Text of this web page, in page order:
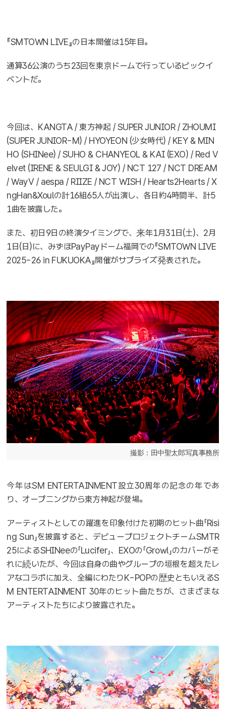
『SMTOWN LIVE』の日本開催は15年目。
通算36公演のうち23回を東京ドームで行っているビックイ
ベントだ。
今回は、KANGTA / 東⽅神起 / SUPER JUNIOR / ZHOUMI
(SUPER JUNIOR-M) / HYOYEON (少⼥時代) / KEY & MIN
HO (SHINee) / SUHO & CHANYEOL & KAI (EXO) / Red V
elvet (IRENE & SEULGI & JOY) / NCT 127 / NCT DREAM
/ WayV / aespa / RIIZE / NCT WISH / Hearts2Hearts / X
ngHan&Xoulの計16組65人が出演し、各日約4時間半、計5
1曲を披露した。
また、初日9日の終演タイミングで、来年1月31日(土)、2月
1日(日)に、みずほPayPayドーム福岡での『SMTOWN LIVE
2025-26 in FUKUOKA』開催がサプライズ発表された。
撮影：田中聖太郎写真事務所
今年はSM ENTERTAINMENT設立30周年の記念の年であ
り、オープニングから東方神起が登場。
アーティストとしての躍進を印象付けた初期のヒット曲「Risi
ng Sun」を披露すると、デビュープロジェクトチームSMTR
25によるSHINeeの「Lucifer」、EXOの「Growl」のカバーがそ
れに続いたが、今回は自身の曲やグループの垣根を超えたレ
アなコラボに加え、全編にわたりK-POPの歴史ともいえるS
M ENTERTAINMENT 30年のヒット曲たちが、さまざまな
アーティストたちにより披露された。